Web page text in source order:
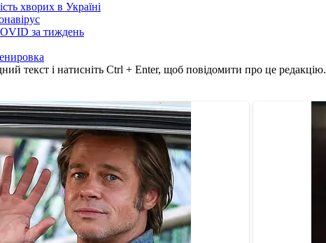
хворих в Україні
за тиждень
текст і натисніть Ctrl + Enter, щоб повідомити про це редакцію.